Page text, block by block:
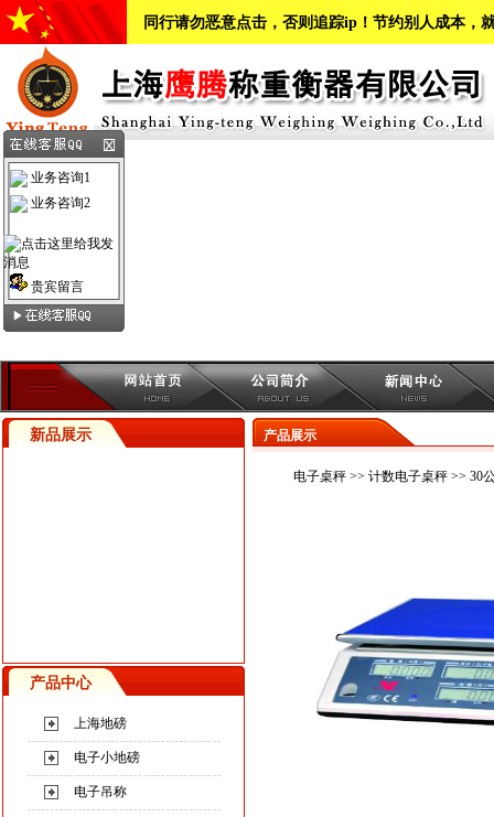
同行请勿恶意点击，否则追踪ip！节约别人成本，
新品展示
产品中心
上海地磅
电子小地磅
电子吊称
产品展示
电子桌秤>> 计数电子桌秤>> 30
业务咨询1
业务咨询2
贵宾留言